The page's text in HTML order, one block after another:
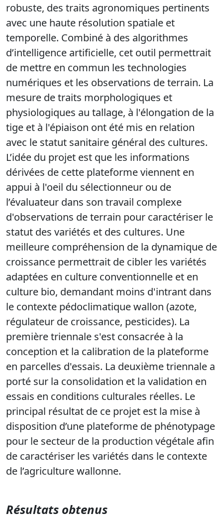
robuste, des traits agronomiques pertinents
avec une haute résolution spatiale et
temporelle. Combiné à des algorithmes
d’intelligence artificielle, cet outil permettrait
de mettre en commun les technologies
numériques et les observations de terrain. La
mesure de traits morphologiques et
physiologiques au tallage, à l'élongation de la
tige et à l'épiaison ont été mis en relation
avec le statut sanitaire général des cultures.
L’idée du projet est que les informations
dérivées de cette plateforme viennent en
appui à l'oeil du sélectionneur ou de
l’évaluateur dans son travail complexe
d'observations de terrain pour caractériser le
statut des variétés et des cultures. Une
meilleure compréhension de la dynamique de
croissance permettrait de cibler les variétés
adaptées en culture conventionnelle et en
culture bio, demandant moins d'intrant dans
le contexte pédoclimatique wallon (azote,
régulateur de croissance, pesticides). La
première triennale s'est consacrée à la
conception et la calibration de la plateforme
en parcelles d'essais. La deuxième triennale a
porté sur la consolidation et la validation en
essais en conditions culturales réelles. Le
principal résultat de ce projet est la mise à
disposition d’une plateforme de phénotypage
pour le secteur de la production végétale afin
de caractériser les variétés dans le contexte
de l’agriculture wallonne.
Résultats obtenus